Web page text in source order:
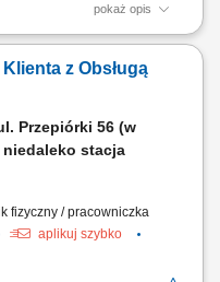
pokaż opis
Obsługa klientów na sali
dbałość o porządek w
dostaw. Obsługa
z Obsługą
Przepiórki 56 (w
stacja
fizyczny / pracowniczka
aplikuj szybko